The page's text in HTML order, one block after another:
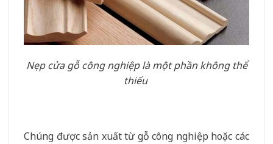
Nẹp cửa gỗ công nghiệp là một phần không thể
thiếu
Chúng được sản xuất từ gỗ công nghiệp hoặc các